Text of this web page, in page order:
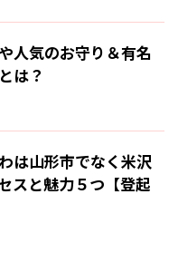
人気のお守り＆有名
は？
は山形市でなく米沢
スと魅力５つ【登起